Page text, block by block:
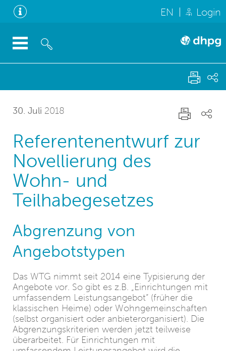
EN Login
30. Juli 2018
Referentenentwurf zur
Novellierung des
Wohn- und
Teilhabegesetzes
Abgrenzung von
Angebotstypen
Das WTG nimmt seit 2014 eine Typisierung der
Angebote vor. So gibt es z.B. „Einrichtungen mit
umfassendem Leistungsangebot“ (früher die
klassischen Heime) oder Wohngemeinschaften
(selbst organisiert oder anbieterorganisiert). Die
Abgrenzungskriterien werden jetzt teilweise
überarbeitet. Für Einrichtungen mit